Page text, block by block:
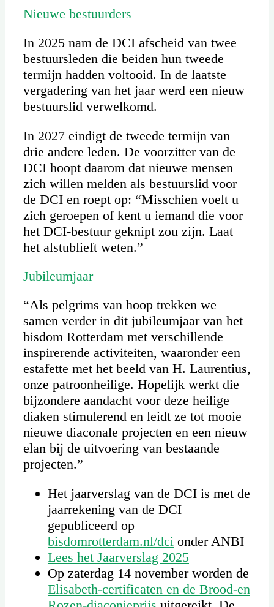
Nieuwe bestuurders
In 2025 nam de DCI afscheid van twee
bestuursleden die beiden hun tweede
termijn hadden voltooid. In de laatste
vergadering van het jaar werd een nieuw
bestuurslid verwelkomd.
In 2027 eindigt de tweede termijn van
drie andere leden. De voorzitter van de
DCI hoopt daarom dat nieuwe mensen
zich willen melden als bestuurslid voor
de DCI en roept op: “Misschien voelt u
zich geroepen of kent u iemand die voor
het DCI-bestuur geknipt zou zijn. Laat
het alstublieft weten.”
Jubileumjaar
“Als pelgrims van hoop trekken we
samen verder in dit jubileumjaar van het
bisdom Rotterdam met verschillende
inspirerende activiteiten, waaronder een
estafette met het beeld van H. Laurentius,
onze patroonheilige. Hopelijk werkt die
bijzondere aandacht voor deze heilige
diaken stimulerend en leidt ze tot mooie
nieuwe diaconale projecten en een nieuw
elan bij de uitvoering van bestaande
projecten.”
Het jaarverslag van de DCI is met de
jaarrekening van de DCI
gepubliceerd op
bisdomrotterdam.nl/dcionder ANBI
Lees het Jaarverslag 2025
Op zaterdag 14 november worden de
Elisabeth-certificaten en de Brood-en